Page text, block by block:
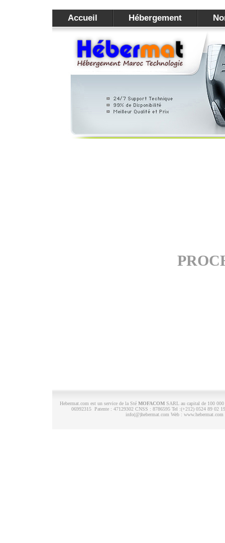
Accueil Hébergement
Hebermat.com est un service de la Sté MOFACOMSARL au capital de 100 000
06992315 Patente : 47129302 CNSS : 8786595 Tel :(+212) 0524 89
info(@)hebermat.com Web :